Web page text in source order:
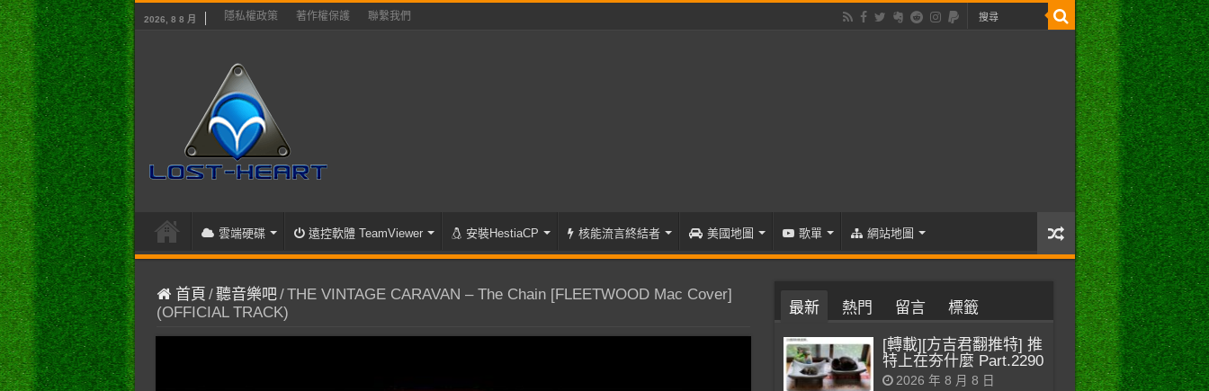
2026, 8 8 月 隱私權政策 著作權保護 聯繫我們
雲端硬碟 遠控軟體 TeamViewer 安裝HestiaCP 核能流言終結者 美國地圖 歌單 網站地圖
首頁 /聽音樂吧/THE VINTAGE CARAVAN – The Chain [FLEETWOOD Mac Cover]
(OFFICIAL TRACK)
最新 熱門 留言 標籤
[轉載][方吉君翻推特] 推
特上在夯什麼 Part.2290
2026 年 8 月 8 日